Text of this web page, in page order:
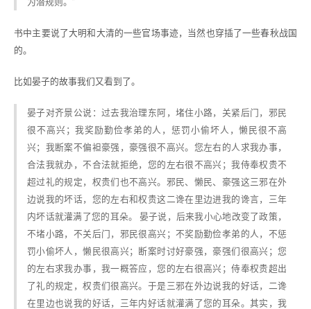
书中主要说了大明和大清的一些官场事迹，当然也穿插了一些春秋战国
的。
比如晏子的故事我们又看到了。
晏子对齐景公说：过去我治理东阿，堵住小路，关紧后门，邪民
很不高兴；我奖励勤俭孝弟的人，惩罚小偷坏人，懒民很不高
兴；我断案不偏袒豪强，豪强很不高兴。您左右的人求我办事，
合法我就办，不合法就拒绝，您的左右很不高兴；我侍奉权贵不
超过礼的规定，权贵们也不高兴。邪民、懒民、豪强这三邪在外
边说我的坏话，您的左右和权贵这二谗在里边进我的谗言，三年
内坏话就灌满了您的耳朵。 晏子说，后来我小心地改变了政策，
不堵小路，不关后门，邪民很高兴；不奖励勤俭孝弟的人，不惩
罚小偷坏人，懒民很高兴；断案时讨好豪强，豪强们很高兴；您
的左右求我办事，我一概答应，您的左右很高兴；侍奉权贵超出
了礼的规定，权贵们很高兴。于是三邪在外边说我的好话，二谗
在里边也说我的好话，三年内好话就灌满了您的耳朵。其实，我